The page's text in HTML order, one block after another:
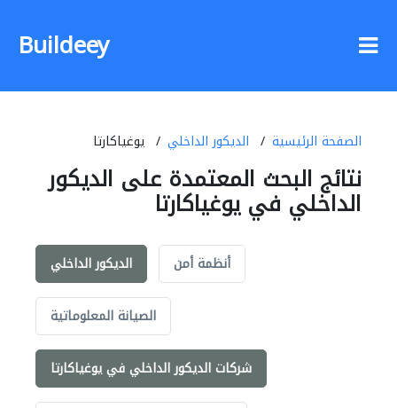
Buildeey
الصفحة الرئيسية الديكور الداخلي يوغياكارتا
نتائج البحث المعتمدة على الديكور
الداخلي في يوغياكارتا
الديكور الداخلي أنظمة أمن
الصيانة المعلوماتية
شركات الديكور الداخلي في يوغياكارتا